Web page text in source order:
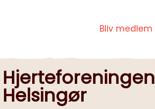
Bliv medlem
Hjerteforeningen
Helsingør